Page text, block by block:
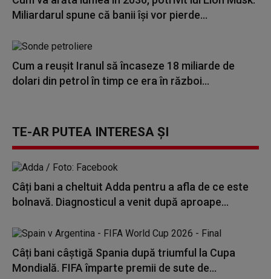
Miliardarul spune că banii își vor pierde...
Cum a reuşit Iranul să încaseze 18 miliarde de
dolari din petrol în timp ce era în război...
TE-AR PUTEA INTERESA ȘI
Câți bani a cheltuit Adda pentru a afla de ce este
bolnavă. Diagnosticul a venit după aproape...
Câți bani câștigă Spania după triumful la Cupa
Mondială. FIFA împarte premii de sute de...